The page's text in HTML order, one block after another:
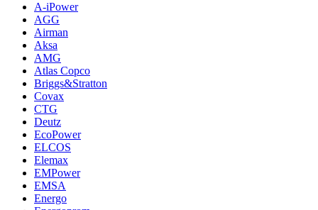
A-iPower
AGG
Airman
Aksa
AMG
Atlas Copco
Briggs&Stratton
Covax
CTG
Deutz
EcoPower
ELCOS
Elemax
EMPower
EMSA
Energo